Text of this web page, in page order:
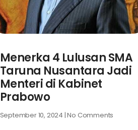
Menerka 4 Lulusan SMA
Taruna Nusantara Jadi
Menteri di Kabinet
Prabowo
September 10, 2024 No Comments